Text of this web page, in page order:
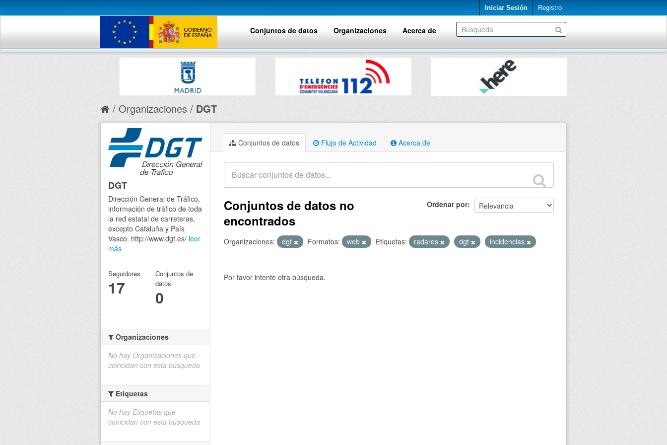
Iniciar Sesión Registro
Conjuntos de datos Organizaciones Acerca de
Organizaciones DGT
Conjuntos de datos Flujo de Actividad Acerca de
Ordenar por
Conjuntos de datos no
encontrados
Organizaciones: dgt Formatos: web Etiquetas: radares dgt incidencias
Por favor intente otra búsqueda.
DGT
Dirección General de Tráfico,
información de tráfico de toda
la red estatal de carreteras,
excepto Cataluña y País
Vasco. http://www.dgt.es/ leer
más
Seguidores
17
Conjuntos de
datos
0
Organizaciones
No hay Organizaciones que
coincidan con esta búsqueda
Etiquetas
No hay Etiquetas que
coincidan con esta búsqueda